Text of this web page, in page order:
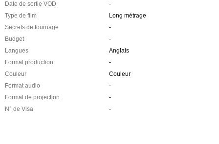
Date de sortie VOD
-
Type de film
Long métrage
Secrets de tournage
-
Budget
-
Langues
Anglais
Format production
-
Couleur
Couleur
Format audio
-
Format de projection
-
N° de Visa
-